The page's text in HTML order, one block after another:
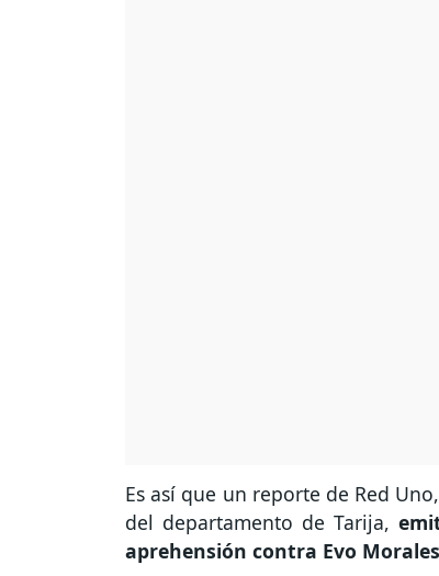
Es así que un reporte de Red
del departamento de Tarija,
aprehensión contra Evo